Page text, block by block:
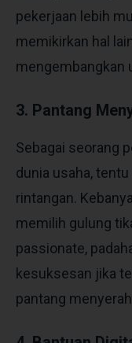
pekerjaan lebih
memikirkan hal
mengembangkan
3. Pantang
Sebagai seorang
dunia usaha,
rintangan.
memilih gulung
passionate,
kesuksesan jika
pantang